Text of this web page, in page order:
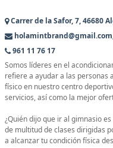
Carrer de la Safor, 7, 46680
961 11 76 17
Somos líderes en el
refiere a ayudar a las personas
físico en nuestro centro
servicios, así como la mejor
¿Quién dijo que ir al gimnasio
de multitud de clases dirigidas
a alcanzar tu condición física